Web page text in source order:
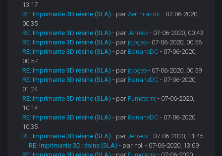
13:17
RE: Imprimante 3D résine (SLA) - parAerthrandir - 07-06-2020,
00:35
RE: Imprimante 3D résine (SLA) - parJerreck - 07-06-2020, 00:43
RE: Imprimante 3D résine (SLA) - par jojogeo - 07-06-2020, 00:56
RE: Imprimante 3D résine (SLA) - par BananeDC - 07-06-2020,
00:57
RE: Imprimante 3D résine (SLA) - par jojogeo - 07-06-2020, 00:59
RE: Imprimante 3D résine (SLA) - par BananeDC - 07-06-2020,
01:24
RE: Imprimante 3D résine (SLA) - par Fumeterre - 07-06-2020,
10:14
RE: Imprimante 3D résine (SLA) - par BananeDC - 07-06-2020,
10:35
RE: Imprimante 3D résine (SLA) - parJerreck - 07-06-2020, 11:45
RE: Imprimante 3D résine (SLA) - par holi - 07-06-2020, 13:09